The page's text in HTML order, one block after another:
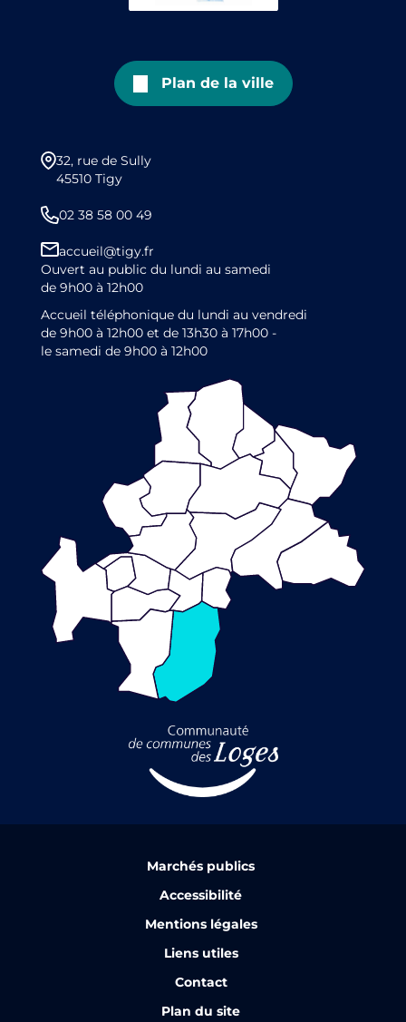
Plan de la ville
32, rue de Sully
45510 Tigy
02 38 58 00 49
accueil@tigy.fr
Ouvert au public du lundi au samedi
de 9h00 à 12h00
Accueil téléphonique du lundi au vendredi
de 9h00 à 12h00 et de 13h30 à 17h00 -
le samedi de 9h00 à 12h00
Marchés publics
Accessibilité
Mentions légales
Liens utiles
Contact
Plan du site